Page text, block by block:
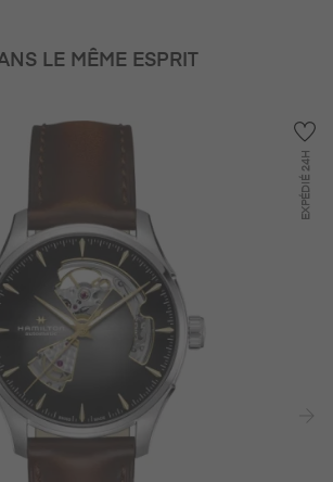
LE MÊME ESPRIT
EXPÉDIÉ
24H